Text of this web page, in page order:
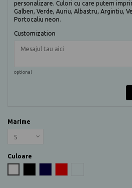
personalizare. Culori cu care putem
Galben, Verde, Auriu, Albastru, Argintiu,
Portocaliu neon.
Customization
optional
Marime
Culoare